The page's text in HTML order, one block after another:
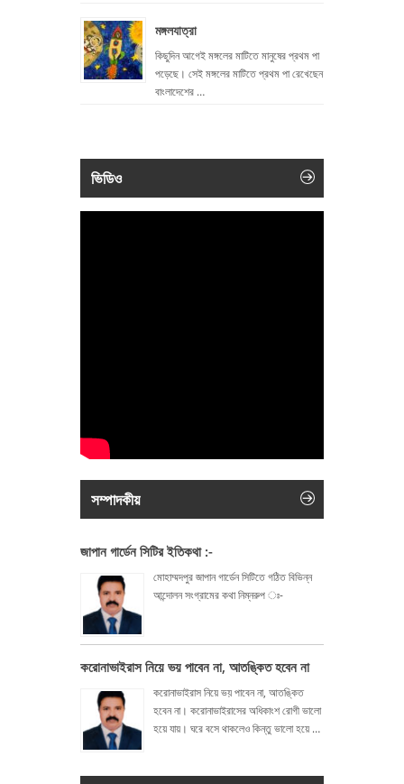
মঙ্গলযাত্রা
কিছুদিন আগেই মঙ্গলের মাটিতে মানুষের প্রথম পা
পড়েছে। সেই মঙ্গলের মাটিতে প্রথম পা রেখেছেন
বাংলাদেশের …
ভিডিও
সম্পাদকীয়
জাপান গার্ডেন সিটির ইতিকথা :-
মোহাম্মদপুর জাপান গার্ডেন সিটিতে গঠিত বিভিন্ন
আন্দোলন সংগ্রামের কথা নিম্নরুপ ঃ-
করোনাভাইরাস নিয়ে ভয় পাবেন না, আতঙ্কিত হবেন না
করোনাভাইরাস নিয়ে ভয় পাবেন না, আতঙ্কিত
হবেন না। করোনাভাইরাসের অধিকাংশ রোগী ভালো
হয়ে যায়। ঘরে বসে থাকলেও কিন্তু ভালো হয়ে …